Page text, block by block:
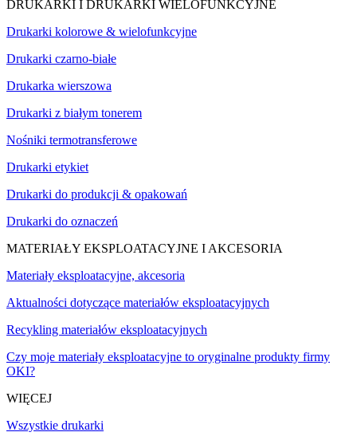
DRUKARKI I DRUKARKI WIELOFUNKCYJNE
Drukarki kolorowe & wielofunkcyjne
Drukarki czarno-białe
Drukarka wierszowa
Drukarki z białym tonerem
Nośniki termotransferowe
Drukarki etykiet
Drukarki do produkcji & opakowań
Drukarki do oznaczeń
MATERIAŁY EKSPLOATACYJNE I AKCESORIA
Materiały eksploatacyjne, akcesoria
Aktualności dotyczące materiałów eksploatacyjnych
Recykling materiałów eksploatacyjnych
Czy moje materiały eksploatacyjne to oryginalne produkty firmy
OKI?
WIĘCEJ
Wszystkie drukarki